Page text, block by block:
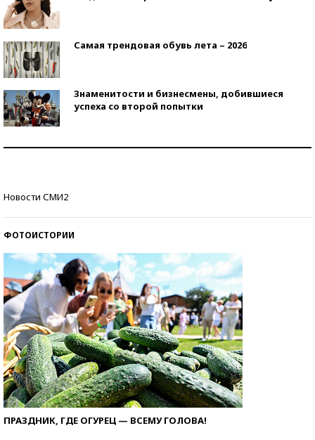
Самая трендовая обувь лета – 2026
Знаменитости и бизнесмены, добившиеся
успеха со второй попытки
Новости СМИ2
ФОТОИСТОРИИ
ПРАЗДНИК, ГДЕ ОГУРЕЦ — ВСЕМУ ГОЛОВА!